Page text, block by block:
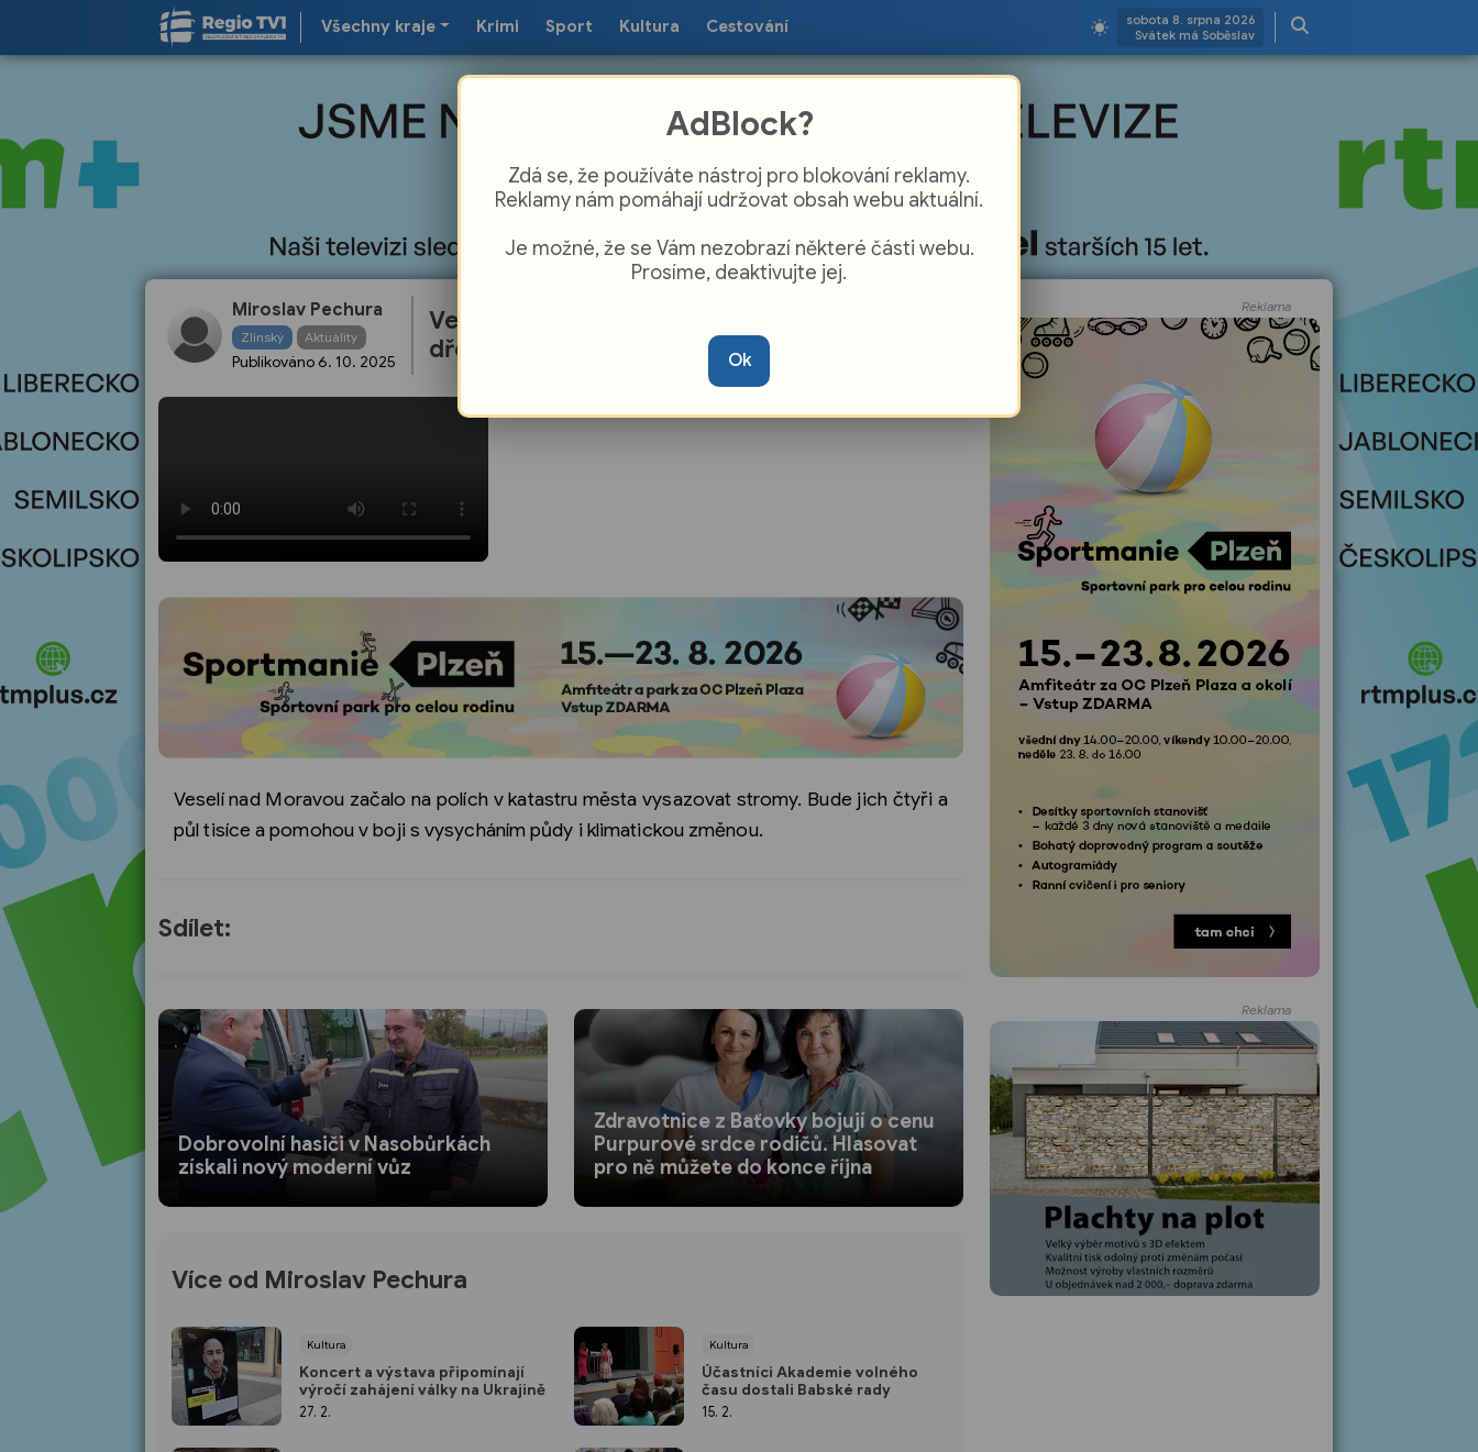
Všechny kraje Krimi Sport Kultura Cestování
sobota 8. srpna 2026
Svátek má Soběslav
Miroslav Pechura
Zlínský Aktuality
Publikováno 6. 10. 2025
Veselí nad Moravou vysadí skoro osm tisíc
dřevin
Veselí nad Moravou začalo na polích v katastru města vysazovat stromy. Bude jich čtyři a
půl tisíce a pomohou v boji s vysycháním půdy i klimatickou změnou.
Sdílet:
Dobrovolní hasiči v Nasobůrkách
získali nový moderní vůz
Zdravotnice z Baťovky bojují o cenu
Purpurové srdce rodičů. Hlasovat
pro ně můžete do konce října
Více od Miroslav Pechura
Kultura
Koncert a výstava připomínají
výročí zahájení války na Ukrajině
27. 2.
Kultura
Účastníci Akademie volného
času dostali Babské rady
15. 2.
Reklama
Reklama
AdBlock?
Zdá se, že používáte nástroj pro blokování reklamy.
Reklamy nám pomáhají udržovat obsah webu aktuální.
Je možné, že se Vám nezobrazí některé části webu.
Prosíme, deaktivujte jej.
Ok